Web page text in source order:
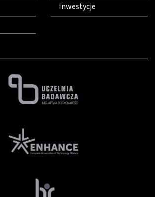
Inwestycje